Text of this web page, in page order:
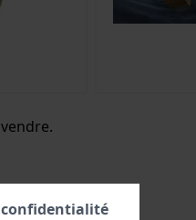
confidentialité